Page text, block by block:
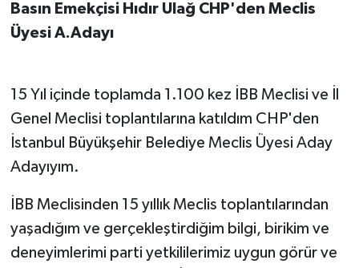
Basın Emekçisi Hıdır Ulağ CHP'den Meclis
Üyesi A.Adayı
15 Yıl içinde toplamda 1.100 kez İBB Meclisi ve İl
Genel Meclisi toplantılarına katıldım CHP'den
İstanbul Büyükşehir Belediye Meclis Üyesi Aday
Adayıyım.
İBB Meclisinden 15 yıllık Meclis toplantılarından
yaşadığım ve gerçekleştirdiğim bilgi, birikim ve
deneyimlerimi parti yetkililerimiz uygun görür ve